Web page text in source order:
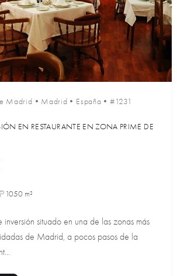
Madrid • Madrid • España •#1231
EN RESTAURANTE EN ZONA PRIME DE
1050 m²
situado en una de las zonas más
de Madrid, a pocos pasos de la